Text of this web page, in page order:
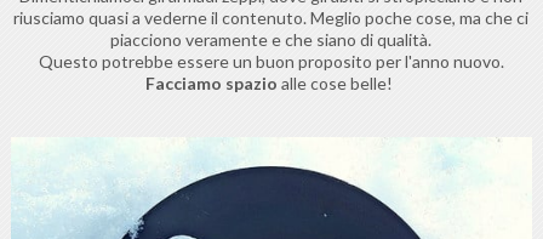
riusciamo quasi a vederne il contenuto. Meglio poche cose, ma che ci
piacciono veramente e che siano di qualità.
Questo potrebbe essere un buon proposito per l'anno nuovo.
Facciamo spazio alle cose belle!